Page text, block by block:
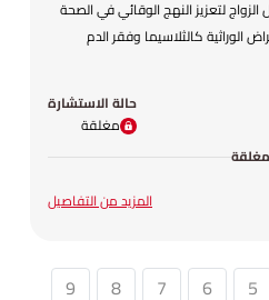
لتعزيز النهج الوقائي في الصحة
الوراثية كالثلاسيما وفقر الدم
حالة الاستشارة
مغلقة
مغلقة
المزيد من التفاصيل
5
6
7
8
9